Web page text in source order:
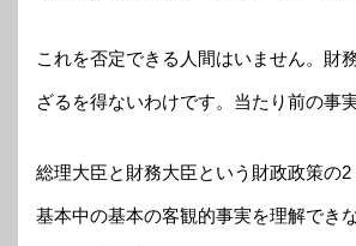
これを否定できる人間はいません。財
ざるを得ないわけです。当たり前の事
総理大臣と財務大臣という財政政策の
基本中の基本の客観的事実を理解でき